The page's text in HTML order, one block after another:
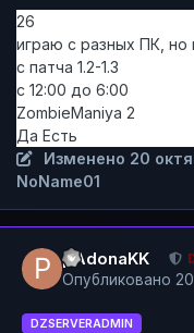
26
играю с разных ПК, но
с патча 1.2-1.3
с 12:00 до 6:00
ZombieManiya 2
Да Есть
Изменено 20
NoName01
pAdonaKK
Опубликовано
DZSERVERADMIN